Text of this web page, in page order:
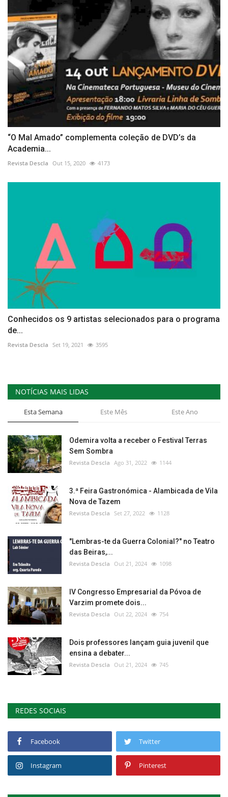
“O Mal Amado” complementa coleção de DVD’s da
Academia...
Revista Descla Out 15, 2020 4173
Conhecidos os 9 artistas selecionados para o programa
de...
Revista Descla Set 19, 2021 3595
NOTÍCIAS MAIS LIDAS
Esta Semana Este Mês Este Ano
Odemira volta a receber o Festival Terras
Sem Sombra
Revista Descla Ago 31, 2022 1144
3.ª Feira Gastronómica - Alambicada de Vila
Nova de Tazem
Revista Descla Set 27, 2022 1128
"Lembras-te da Guerra Colonial?" no Teatro
das Beiras,...
Revista Descla Out 21, 2024 1098
IV Congresso Empresarial da Póvoa de
Varzim promete dois...
Revista Descla Out 22, 2024 754
Dois professores lançam guia juvenil que
ensina a debater...
Revista Descla Out 21, 2024 745
REDES SOCIAIS
Facebook Twitter
Instagram Pinterest